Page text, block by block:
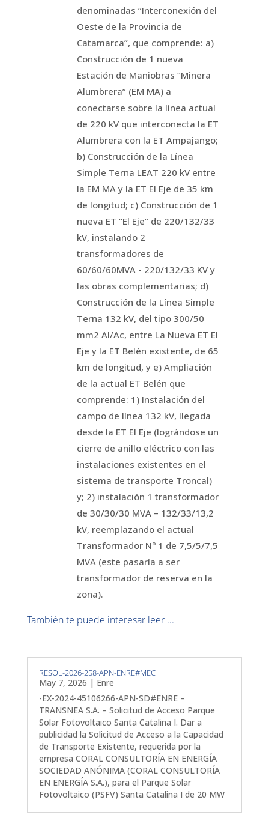
denominadas “Interconexión del
Oeste de la Provincia de
Catamarca”, que comprende: a)
Construcción de 1 nueva
Estación de Maniobras “Minera
Alumbrera” (EM MA) a
conectarse sobre la línea actual
de 220 kV que interconecta la ET
Alumbrera con la ET Ampajango;
b) Construcción de la Línea
Simple Terna LEAT 220 kV entre
la EM MA y la ET El Eje de 35 km
de longitud; c) Construcción de 1
nueva ET “El Eje” de 220/132/33
kV, instalando 2
transformadores de
60/60/60MVA - 220/132/33 KV y
las obras complementarias; d)
Construcción de la Línea Simple
Terna 132 kV, del tipo 300/50
mm2 Al/Ac, entre La Nueva ET El
Eje y la ET Belén existente, de 65
km de longitud, y e) Ampliación
de la actual ET Belén que
comprende: 1) Instalación del
campo de línea 132 kV, llegada
desde la ET El Eje (lográndose un
cierre de anillo eléctrico con las
instalaciones existentes en el
sistema de transporte Troncal)
y; 2) instalación 1 transformador
de 30/30/30 MVA – 132/33/13,2
kV, reemplazando el actual
Transformador Nº 1 de 7,5/5/7,5
MVA (este pasaría a ser
transformador de reserva en la
zona).
También te puede interesar leer ...
RESOL-2026-258-APN-ENRE#MEC
May 7, 2026 | Enre
-EX-2024-45106266-APN-SD#ENRE –
TRANSNEA S.A. – Solicitud de Acceso Parque
Solar Fotovoltaico Santa Catalina I. Dar a
publicidad la Solicitud de Acceso a la Capacidad
de Transporte Existente, requerida por la
empresa CORAL CONSULTORÍA EN ENERGÍA
SOCIEDAD ANÓNIMA (CORAL CONSULTORÍA
EN ENERGÍA S.A.), para el Parque Solar
Fotovoltaico (PSFV) Santa Catalina I de 20 MW